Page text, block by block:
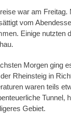
war am
vom
Einige nutzten
Morgen ging
Rheinsteig in
waren teils
Tunnel,
Gebiet.